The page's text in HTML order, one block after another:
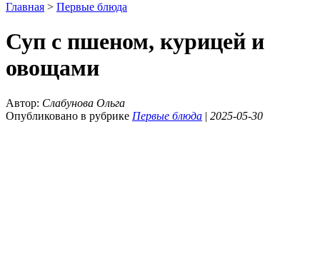
Главная > Первые блюда
Суп с пшеном, курицей и
овощами
Автор: Слабунова Ольга
Опубликовано в рубрике Первые блюда | 2025-05-30